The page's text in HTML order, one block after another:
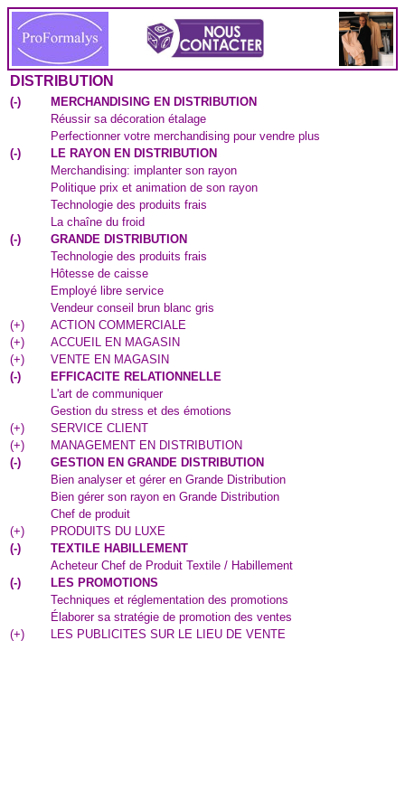
DISTRIBUTION
(-)
MERCHANDISING EN DISTRIBUTION
Réussir sa décoration étalage
Perfectionner votre merchandising pour vendre plus
(-)
LE RAYON EN DISTRIBUTION
Merchandising: implanter son rayon
Politique prix et animation de son rayon
Technologie des produits frais
La chaîne du froid
(-)
GRANDE DISTRIBUTION
Technologie des produits frais
Hôtesse de caisse
Employé libre service
Vendeur conseil brun blanc gris
(+)
ACTION COMMERCIALE
(+)
ACCUEIL EN MAGASIN
(+)
VENTE EN MAGASIN
(-)
EFFICACITE RELATIONNELLE
L'art de communiquer
Gestion du stress et des émotions
(+)
SERVICE CLIENT
(+)
MANAGEMENT EN DISTRIBUTION
(-)
GESTION EN GRANDE DISTRIBUTION
Bien analyser et gérer en Grande Distribution
Bien gérer son rayon en Grande Distribution
Chef de produit
(+)
PRODUITS DU LUXE
(-)
TEXTILE HABILLEMENT
Acheteur Chef de Produit Textile / Habillement
(-)
LES PROMOTIONS
Techniques et réglementation des promotions
Élaborer sa stratégie de promotion des ventes
(+) LES PUBLICITES SUR LE LIEU DE VENTE